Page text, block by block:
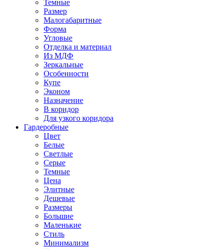
Темные
Размер
Малогабаритные
Форма
Угловые
Отделка и материал
Из МДФ
Зеркальные
Особенности
Купе
Эконом
Назначение
В коридор
Для узкого коридора
Гардеробные
Цвет
Белые
Светлые
Серые
Темные
Цена
Элитные
Дешевые
Размеры
Большие
Маленькие
Стиль
Минимализм